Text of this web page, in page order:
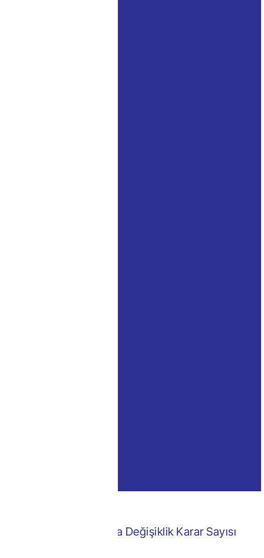
İthalat Rejimi Kararında Değişiklik Karar Sayısı